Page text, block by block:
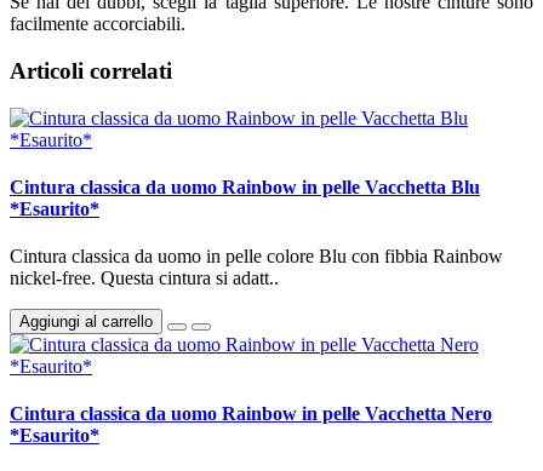
facilmente accorciabili.
Articoli correlati
Cintura classica da uomo Rainbow in pelle Vacchetta Blu
*Esaurito*
Cintura classica da uomo in pelle colore Blu con fibbia Rainbow
nickel-free. Questa cintura si adatt..
Aggiungi al carrello
Cintura classica da uomo Rainbow in pelle Vacchetta Nero
*Esaurito*